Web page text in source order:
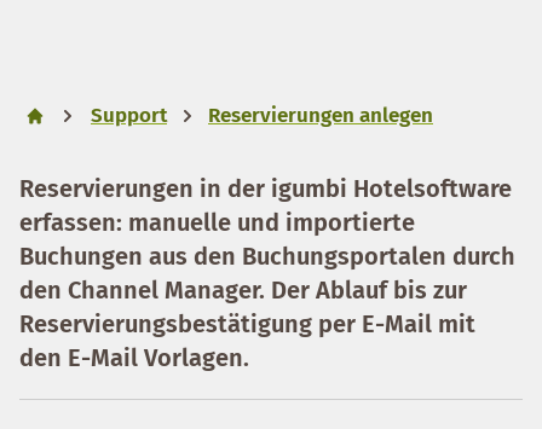
Support Reservierungen anlegen
Reservierungen in der igumbi Hotelsoftware
erfassen: manuelle und importierte
Buchungen aus den Buchungsportalen durch
den Channel Manager. Der Ablauf bis zur
Reservierungsbestätigung per E-Mail mit
den E-Mail Vorlagen.